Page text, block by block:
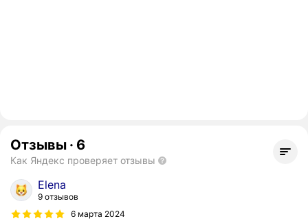
Отзывы · 6
Как Яндекс проверяет отзывы
Elena
9 отзывов
6 марта 2024